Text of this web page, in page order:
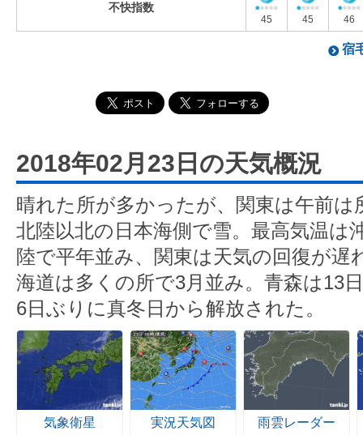
不快指数
45 45 46
宿
2018年02月23日の天気概況
晴れた所が多かったが、関東は午前は
北陸以北の日本海側で雪。最高気温は
陸で平年並み、関東は天気の回復が遅
海道は多くの所で3月並み。青森は13
6日ぶりに真冬日から解放された。
気象衛星 実況天気図 雨雲レーダー